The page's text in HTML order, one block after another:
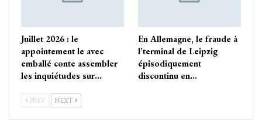
Juillet 2026 : le
appointement le avec
emballé conte assembler
les inquiétudes sur…
En Allemagne, le fraude à
l’terminal de Leipzig
épisodiquement
discontinu en…
PREV NEXT